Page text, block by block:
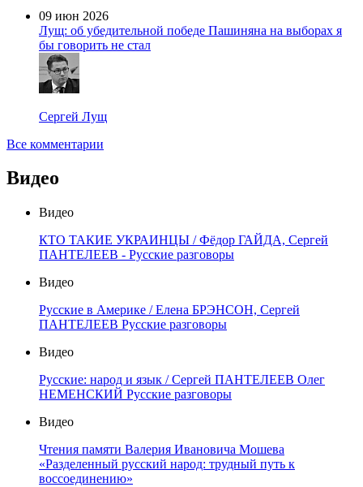
09 июн 2026
Лущ: об убедительной победе Пашиняна на выборах я
бы говорить не стал
Сергей Лущ
Все комментарии
Видео
Видео
КТО ТАКИЕ УКРАИНЦЫ / Фёдор ГАЙДА, Сергей
ПАНТЕЛЕЕВ - Русские разговоры
Видео
Русские в Америке / Елена БРЭНСОН, Сергей
ПАНТЕЛЕЕВ Русские разговоры
Видео
Русские: народ и язык / Сергей ПАНТЕЛЕЕВ Олег
НЕМЕНСКИЙ Русские разговоры
Видео
Чтения памяти Валерия Ивановича Мошева
«Разделенный русский народ: трудный путь к
воссоединению»